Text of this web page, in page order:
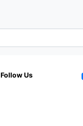
Follow Us